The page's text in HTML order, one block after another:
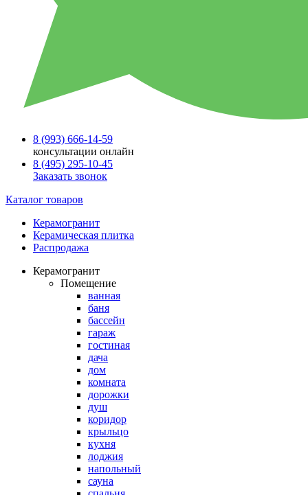
8 (993) 666-14-59
консультации онлайн
8 (495) 295-10-45
Заказать звонок
Каталог товаров
Керамогранит
Керамическая плитка
Распродажа
Керамогранит
Помещение
ванная
баня
бассейн
гараж
гостиная
дача
дом
комната
дорожки
душ
коридор
крыльцо
кухня
лоджия
напольный
сауна